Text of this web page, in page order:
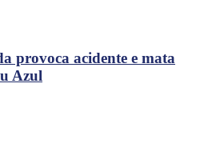
provoca acidente e mata
Azul